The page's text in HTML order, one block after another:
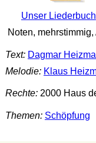
Unser Liederbuch
Noten,
Text: Dagmar
Melodie: Klaus
Rechte:2000 Haus
Themen: Schöpfung